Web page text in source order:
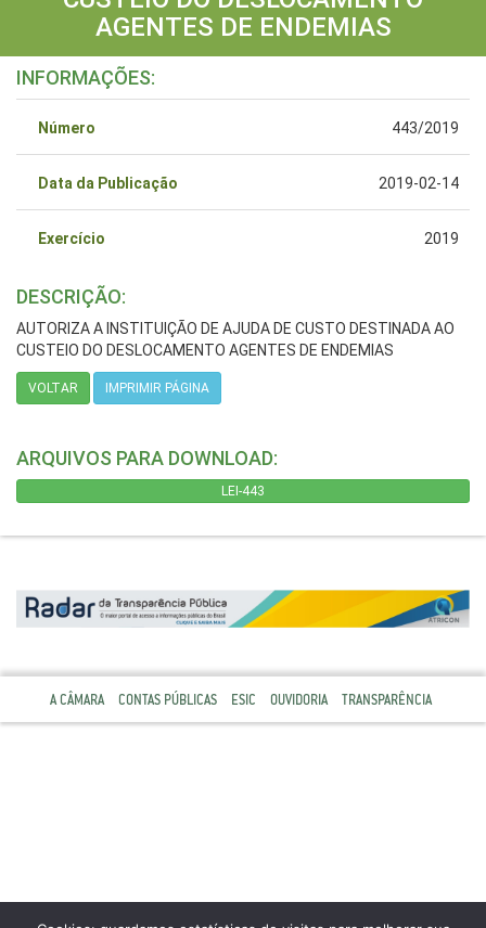
AGENTES DE ENDEMIAS
INFORMAÇÕES:
Número 443/2019
Data da Publicação 2019-02-14
Exercício 2019
DESCRIÇÃO:
AUTORIZA A INSTITUIÇÃO DE AJUDA DE CUSTO DESTINADA AO
CUSTEIO DO DESLOCAMENTO AGENTES DE ENDEMIAS
VOLTAR IMPRIMIR PÁGINA
ARQUIVOS PARA DOWNLOAD:
LEI-443
A CÂMARA CONTAS PÚBLICAS ESIC OUVIDORIA TRANSPARÊNCIA